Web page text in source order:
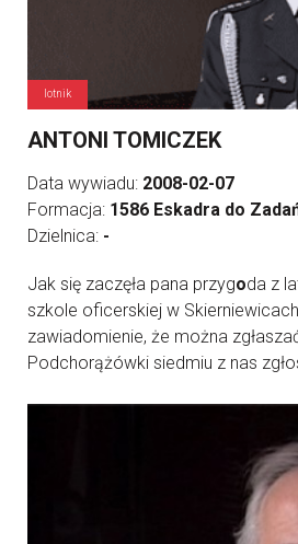
lotnik
ANTONI TOMICZEK
Data wywiadu: 2008-02-07
Formacja: 1586 Eskadra do
Dzielnica: -
Jak się zaczęła pana przygoda z
szkole oficerskiej w
zawiadomienie, że można
Podchorążówki siedmiu z nas